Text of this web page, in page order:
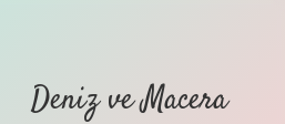
Deniz ve Macera